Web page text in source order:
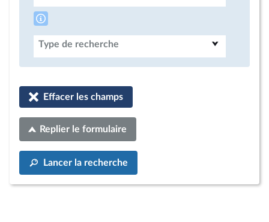
Type de recherche
Effacer les champs
Replier le formulaire
Lancer la recherche